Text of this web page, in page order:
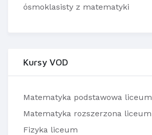
ósmoklasisty z matematyki
Kursy VOD
Matematyka podstawowa liceum
Matematyka rozszerzona liceum
Fizyka liceum